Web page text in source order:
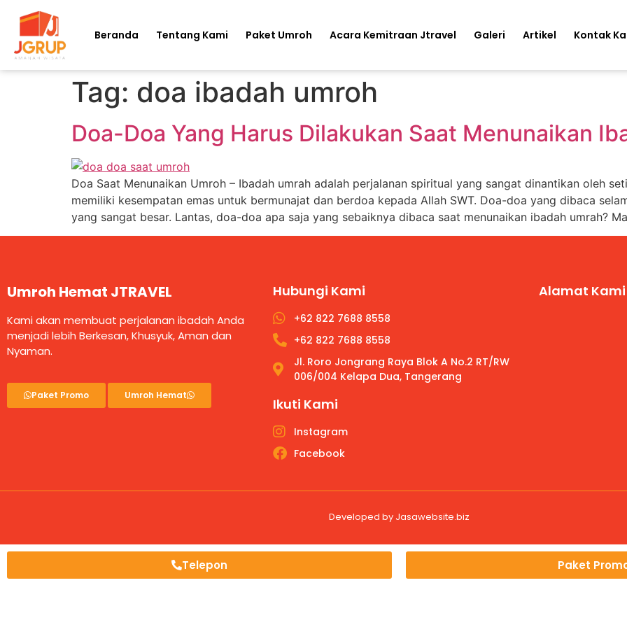
Beranda Tentang Kami Paket Umroh Acara Kemitraan Jtravel Galeri Artikel Kontak
Tag: doa ibadah umroh
Doa-Doa Yang Harus Dilakukan Saat Menunaikan
Doa Saat Menunaikan Umroh – Ibadah umrah adalah perjalanan spiritual yang sangat dinantikan oleh
memiliki kesempatan emas untuk bermunajat dan berdoa kepada Allah SWT. Doa-doa yang dibaca
yang sangat besar. Lantas, doa-doa apa saja yang sebaiknya dibaca saat menunaikan ibadah umrah?
Umroh Hemat JTRAVEL
Kami akan membuat perjalanan ibadah Anda
menjadi lebih Berkesan, Khusyuk, Aman dan
Nyaman.
Paket Promo Umroh Hemat
Hubungi Kami
+62 822 7688 8558
+62 822 7688 8558
Jl. Roro Jongrang Raya Blok A No.2 RT/RW
006/004 Kelapa Dua, Tangerang
Ikuti Kami
Instagram
Facebook
Alamat Kami
Developed by Jasawebsite.biz
Telepon Paket